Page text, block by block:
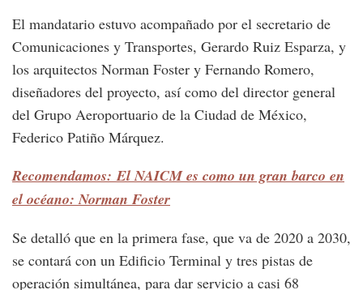
El mandatario estuvo acompañado por el secretario de
Comunicaciones y Transportes, Gerardo Ruiz Esparza, y
los arquitectos Norman Foster y Fernando Romero,
diseñadores del proyecto, así como del director general
del Grupo Aeroportuario de la Ciudad de México,
Federico Patiño Márquez.
Recomendamos: El NAICM es como un gran barco en
el océano: Norman Foster
Se detalló que en la primera fase, que va de 2020 a 2030,
se contará con un Edificio Terminal y tres pistas de
operación simultánea, para dar servicio a casi 68